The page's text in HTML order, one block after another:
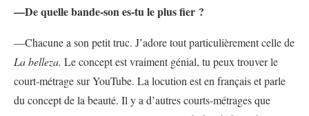
—De quelle bande-son es-tu le plus fier ?
—Chacune a son petit truc. J’adore tout particulièrement celle de
La belleza. Le concept est vraiment génial, tu peux trouver le
court-métrage sur YouTube. La locution est en français et parle
du concept de la beauté. Il y a d’autres courts-métrages que